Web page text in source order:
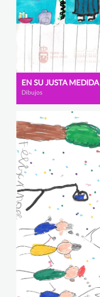
EN SU JUSTA MEDIDA
Dibujos